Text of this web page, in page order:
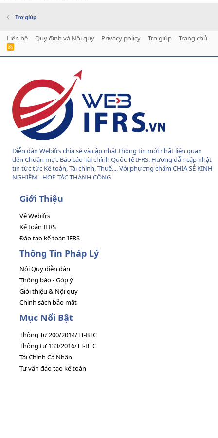
Trợ giúp
Liên hệ Quy định và Nội quy Privacy policy Trợ giúp Trang chủ
R
Diễn đàn Webifrs chia sẻ và cập nhật thông tin mới nhất liên quan
đến Chuẩn mực Báo cáo Tài chính Quốc Tế IFRS. Hướng đẫn cập nhật
tin tức tức Kế toán, Tài chính, Thuế.... Với phương châm CHIA SẺ KINH
NGHIỆM - HỢP TÁC THÀNH CÔNG
Giới Thiệu
Về Webifrs
Kế toán IFRS
Đào tạo kế toán IFRS
Thông Tin Pháp Lý
Nội Quy diễn đàn
Thông báo - Góp ý
Giới thiệu & Nội quy
Chính sách bảo mật
Mục Nổi Bật
Thông Tư 200/2014/TT-BTC
Thông tư 133/2016/TT-BTC
Tài Chính Cá Nhân
Tư vấn đào tạo kế toán